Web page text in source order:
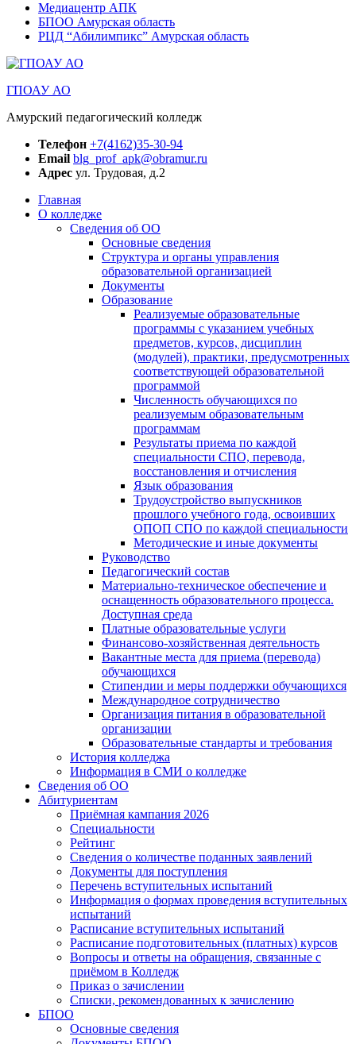
Медиацентр АПК
БПОО Амурская область
РЦД “Абилимпикс” Амурская область
ГПОАУ АО
Амурский педагогический колледж
Телефон +7(4162)35-30-94
Email blg_prof_apk@obramur.ru
Адрес ул. Трудовая, д.2
Главная
О колледже
Сведения об ОО
Основные сведения
Структура и органы управления
образовательной организацией
Документы
Образование
Реализуемые образовательные
программы с указанием учебных
предметов, курсов, дисциплин
(модулей), практики, предусмотренных
соответствующей образовательной
программой
Численность обучающихся по
реализуемым образовательным
программам
Результаты приема по каждой
специальности СПО, перевода,
восстановления и отчисления
Язык образования
Трудоустройство выпускников
прошлого учебного года, освоивших
ОПОП СПО по каждой специальности
Методические и иные документы
Руководство
Педагогический состав
Материально-техническое обеспечение и
оснащенность образовательного процесса.
Доступная среда
Платные образовательные услуги
Финансово-хозяйственная деятельность
Вакантные места для приема (перевода)
обучающихся
Стипендии и меры поддержки обучающихся
Международное сотрудничество
Организация питания в образовательной
организации
Образовательные стандарты и требования
История колледжа
Информация в СМИ о колледже
Сведения об ОО
Абитуриентам
Приёмная кампания 2026
Специальности
Рейтинг
Сведения о количестве поданных заявлений
Документы для поступления
Перечень вступительных испытаний
Информация о формах проведения вступительных
испытаний
Расписание вступительных испытаний
Расписание подготовительных (платных) курсов
Вопросы и ответы на обращения, связанные с
приёмом в Колледж
Приказ о зачислении
Списки, рекомендованных к зачислению
БПОО
Основные сведения